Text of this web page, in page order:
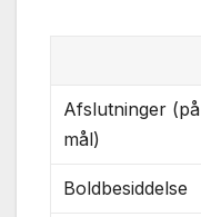
Afslutninger (på
mål)
Boldbesiddelse